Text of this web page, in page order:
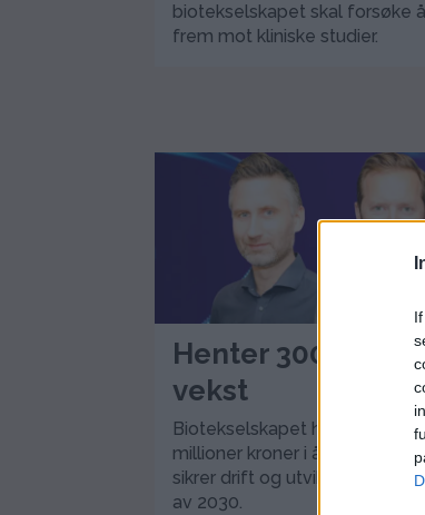
biotekselskapet skal forsøke
frem mot kliniske studier.
Henter 300
vekst
Biotekselskapet har nå
millioner kroner i år og sier
sikrer drift og utvikling frem
av 2030.